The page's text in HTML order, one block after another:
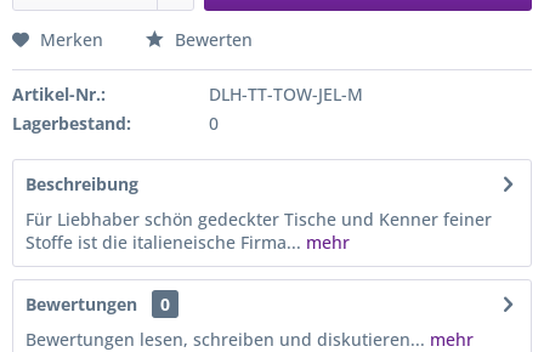
Merken Bewerten
Artikel-Nr.:
DLH-TT-TOW-JEL-M
Lagerbestand:
0
Beschreibung
Für Liebhaber schön gedeckter Tische und Kenner feiner
Stoffe ist die italieneische Firma... mehr
Bewertungen
0
Bewertungen lesen, schreiben und diskutieren... mehr